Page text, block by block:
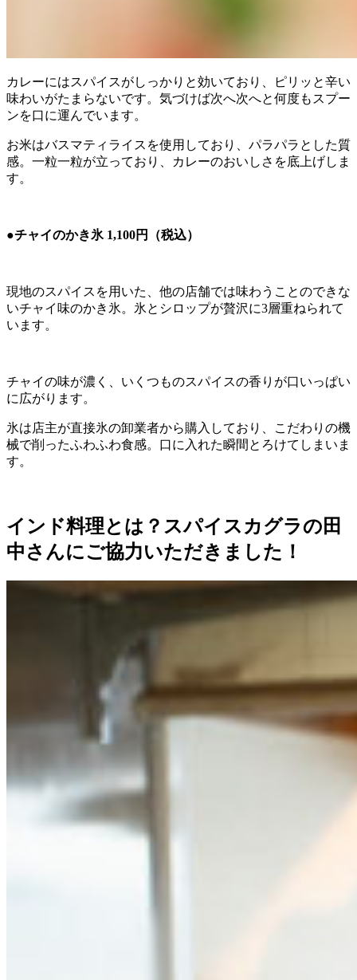
カレーにはスパイスがしっかりと効いており、ピリッと辛い
味わいがたまらないです。気づけば次へ次へと何度もスプー
ンを口に運んでいます。
お米はバスマティライスを使用しており、パラパラとした質
感。一粒一粒が立っており、カレーのおいしさを底上げしま
す。
●チャイのかき氷 1,100円（税込）
現地のスパイスを用いた、他の店舗では味わうことのできな
いチャイ味のかき氷。氷とシロップが贅沢に3層重ねられて
います。
チャイの味が濃く、いくつものスパイスの香りが口いっぱい
に広がります。
氷は店主が直接氷の卸業者から購入しており、こだわりの機
械で削ったふわふわ食感。口に入れた瞬間とろけてしまいま
す。
インド料理とは？スパイスカグラの田
中さんにご協力いただきました！